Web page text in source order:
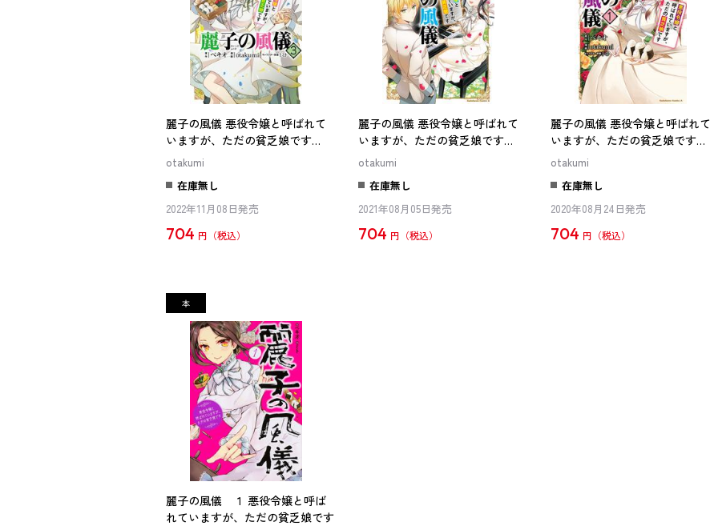
麗子の風儀 悪役令嬢と呼ばれて
いますが、ただの貧乏娘です
（３）
otakumi
在庫無し
2022年11月08日発売
704 円
麗子の風儀 悪役令嬢と呼ばれて
いますが、ただの貧乏娘です
（２）
otakumi
在庫無し
2021年08月05日発売
704 円
麗子の風儀 悪役令嬢と呼ばれて
いますが、ただの貧乏娘です
（１）
otakumi
在庫無し
2020年08月24日発売
704 円
麗子の風儀 １ 悪役令嬢と呼ば
れていますが、ただの貧乏娘です